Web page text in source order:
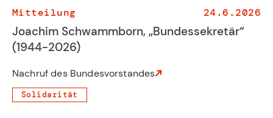
Mitteilung 24.6.2026
Joachim Schwammborn, „Bundessekretär“
(1944-2026)
Nachruf des Bundesvorstandes
Solidarität